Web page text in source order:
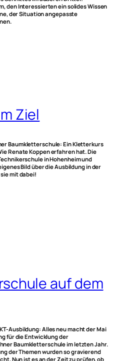
den Interessierten ein solides Wissen
der Situation angepasste
Ziel
Baumkletterschule: Ein Kletterkurs
Renate Koppen erfahren hat. Die
in Hohenheim und
Bild über die Ausbildung in der
mit dabei!
auf dem
Ausbildung: Alles neu macht der Mai
für die Entwicklung der
Baumkletterschule im letzten Jahr.
der Themen wurden so gravierend
Nun ist es an der Zeit zu prüfen, ob